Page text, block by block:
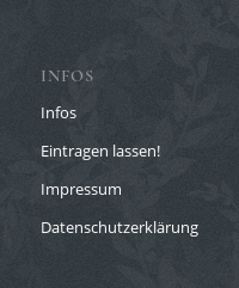
INFOS
Infos
Eintragen lassen!
Impressum
Datenschutzerklärung